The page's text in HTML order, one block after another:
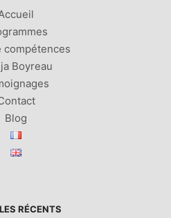
compétences
Boyreau
Blog
RÉCENTS